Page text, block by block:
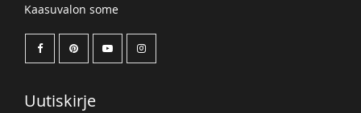
Kaasuvalon some
Uutiskirje